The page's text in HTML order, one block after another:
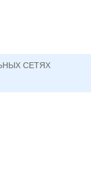
СЕТЯХ